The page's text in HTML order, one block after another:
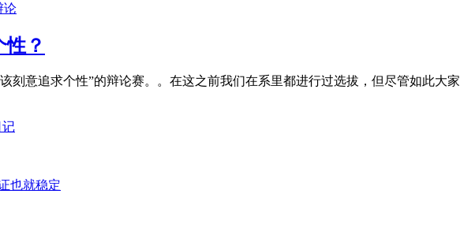
论
性？
刻意追求个性”的辩论赛。。在这之前我们在系里都进行过选拔，但尽管如此大
记
也就稳定